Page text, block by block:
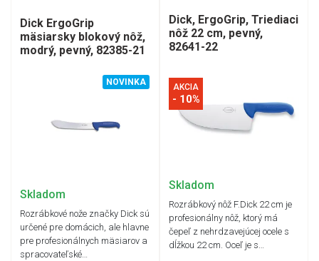
Dick ErgoGrip
mäsiarsky blokový nôž,
modrý, pevný, 82385-21
NOVINKA
Skladom
Rozrábkové nože značky Dick sú
určené pre domácich, ale hlavne
pre profesionálnych mäsiarov a
spracovateľské…
Dick, ErgoGrip, Triediaci
nôž 22 cm, pevný,
82641-22
AKCIA
- 10%
Skladom
Rozrábkový nôž F.Dick 22 cm je
profesionálny nôž, ktorý má
čepeľ z nehrdzavejúcej ocele s
dĺžkou 22 cm. Oceľ je s…